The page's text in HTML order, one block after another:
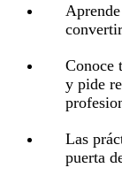
Conoce
y pide
Las
puerta